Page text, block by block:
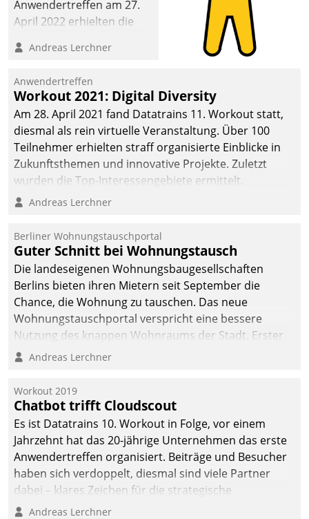
Anwendertreffen am 27.
April 2022 erhielten die
Teilnehmer kurzweilige
Cloud-Strategien und -
Lösungen mit hohem
Zukunftspotenzial.
Andreas Lerchner
Anwendertreffen
Workout 2021: Digital Diversity
Am 28. April 2021 fand Datatrains 11. Workout statt,
diesmal als rein virtuelle Veranstaltung. Über 100
Teilnehmer erhielten straff organisierte Einblicke in
Zukunftsthemen und innovative Projekte. Zuletzt
wurden die Top-Interessengebiete ermittelt.
Andreas Lerchner
Berliner Wohnungstauschportal
Guter Schnitt bei Wohnungstausch
Die landeseigenen Wohnungsbaugesellschaften
Berlins bieten ihren Mietern seit September die
Chance, die Wohnung zu tauschen. Das neue
Wohnungstauschportal verspricht eine bessere
Nutzung des knappen Wohnraums der Stadt. Erster
Anwendungsfall für Datatrains Lösung API-Hub mit
Unternehmen.
Andreas Lerchner
Workout 2019
Chatbot trifft Cloudscout
Es ist Datatrains 10. Workout in Folge, vor einem
Jahrzehnt hat das 20-jährige Unternehmen das erste
Anwendertreffen organisiert. Beiträge und Besucher
haben sich verdoppelt, diesmal sind viele Partner
dabei – klares Zeichen für die strategische
Fokussierung auf den Kunden.
Andreas Lerchner